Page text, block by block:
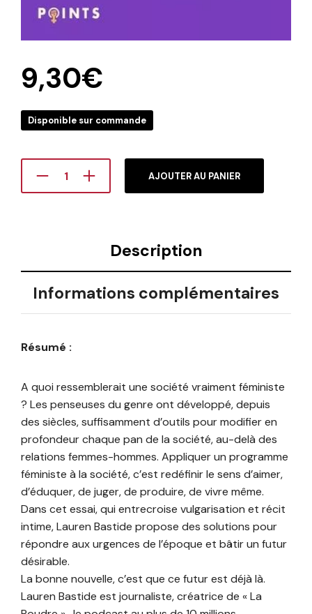
9,30€
Disponible sur commande
AJOUTER AU PANIER
Description
Informations complémentaires
Résumé :
A quoi ressemblerait une société vraiment féministe
? Les penseuses du genre ont développé, depuis
des siècles, suffisamment d’outils pour modifier en
profondeur chaque pan de la société, au-delà des
relations femmes-hommes. Appliquer un programme
féministe à la société, c’est redéfinir le sens d’aimer,
d’éduquer, de juger, de produire, de vivre même.
Dans cet essai, qui entrecroise vulgarisation et récit
intime, Lauren Bastide propose des solutions pour
répondre aux urgences de l’époque et bâtir un futur
désirable.
La bonne nouvelle, c’est que ce futur est déjà là.
Lauren Bastide est journaliste, créatrice de « La